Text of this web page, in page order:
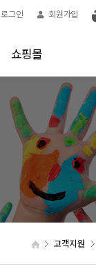
로그인 회원가입
쇼핑몰
고객지원